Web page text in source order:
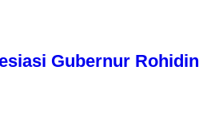
Gubernur Rohidin